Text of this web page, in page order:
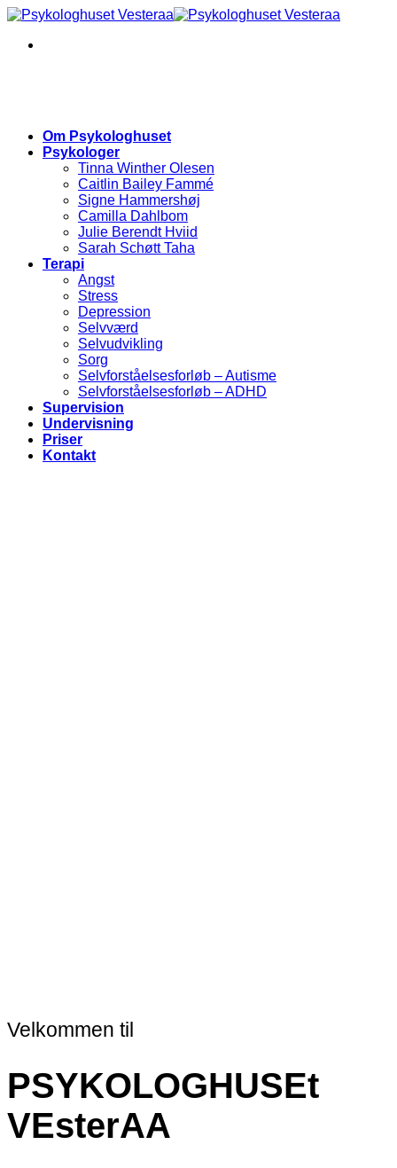
Skip
content
Om Psykologhuset
Psykologer
Tinna Winther Olesen
Caitlin Bailey Fammé
Signe Hammershøj
Camilla Dahlbom
Julie Berendt Hviid
Sarah Schøtt Taha
Terapi
Angst
Stress
Depression
Selvværd
Selvudvikling
Sorg
Selvforståelsesforløb – Autisme
Selvforståelsesforløb – ADHD
Supervision
Undervisning
Priser
Kontakt
Velkommen til
PSYKOLOGHUSEt
VEsterAA